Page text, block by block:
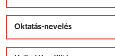
Oktatás-nevelés